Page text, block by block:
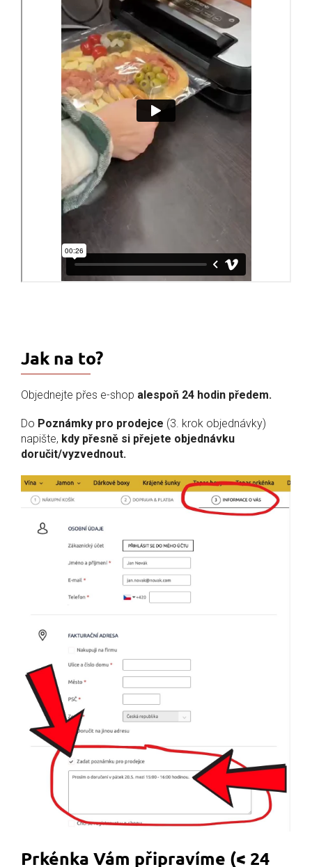
Jak na to?
Objednejte přes e-shop alespoň 24 hodin předem.
Do Poznámky pro prodejce (3. krok objednávky)
napište, kdy přesně si přejete objednávku
doručit/vyzvednout.
Prkénka Vám připravíme (< 24